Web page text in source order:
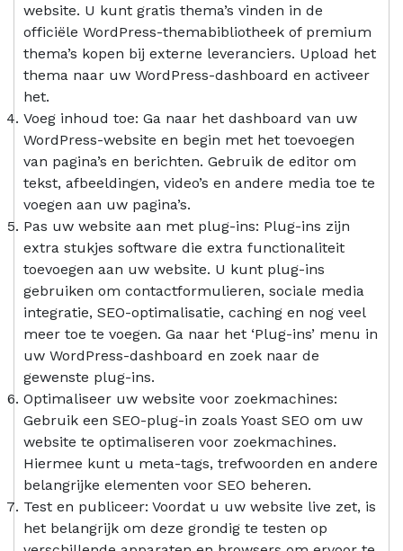
website. U kunt gratis thema’s vinden in de
officiële WordPress-themabibliotheek of premium
thema’s kopen bij externe leveranciers. Upload het
thema naar uw WordPress-dashboard en activeer
het.
Voeg inhoud toe: Ga naar het dashboard van uw
WordPress-website en begin met het toevoegen
van pagina’s en berichten. Gebruik de editor om
tekst, afbeeldingen, video’s en andere media toe te
voegen aan uw pagina’s.
Pas uw website aan met plug-ins: Plug-ins zijn
extra stukjes software die extra functionaliteit
toevoegen aan uw website. U kunt plug-ins
gebruiken om contactformulieren, sociale media
integratie, SEO-optimalisatie, caching en nog veel
meer toe te voegen. Ga naar het ‘Plug-ins’ menu in
uw WordPress-dashboard en zoek naar de
gewenste plug-ins.
Optimaliseer uw website voor zoekmachines:
Gebruik een SEO-plug-in zoals Yoast SEO om uw
website te optimaliseren voor zoekmachines.
Hiermee kunt u meta-tags, trefwoorden en andere
belangrijke elementen voor SEO beheren.
Test en publiceer: Voordat u uw website live zet, is
het belangrijk om deze grondig te testen op